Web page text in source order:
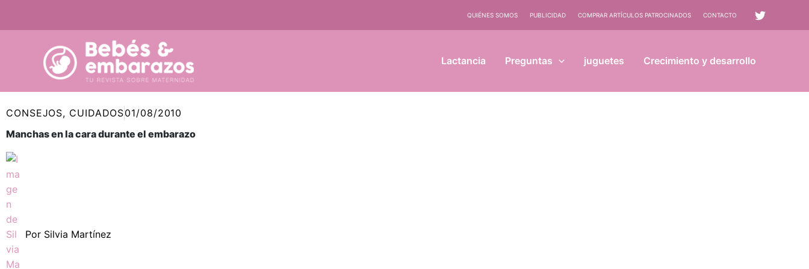
QUIÉNES SOMOS PUBLICIDAD COMPRAR ARTÍCULOS PATROCINADOS CONTACTO
Lactancia Preguntas juguetes Crecimiento y desarrollo
CONSEJOS, CUIDADOS01/08/2010
Manchas en la cara durante el embarazo
Por Silvia Martínez